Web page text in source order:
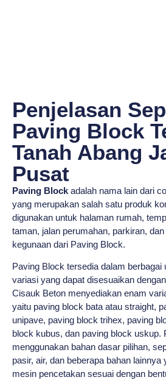
Penjelasan
Paving Block
Tanah Abang
Pusat
Paving Block adalah nama lain dari
yang merupakan salah satu produk
digunakan untuk halaman rumah,
taman, jalan perumahan, parkiran,
kegunaan dari Paving Block.
Paving Block tersedia dalam berbagai
variasi yang dapat disesuaikan
Cisauk Beton menyediakan enam
yaitu paving block bata atau straight,
unipave, paving block trihex, paving
block kubus, dan paving block uskup.
menggunakan bahan dasar pilihan,
pasir, air, dan beberapa bahan lainnya
mesin pencetakan sesuai dengan